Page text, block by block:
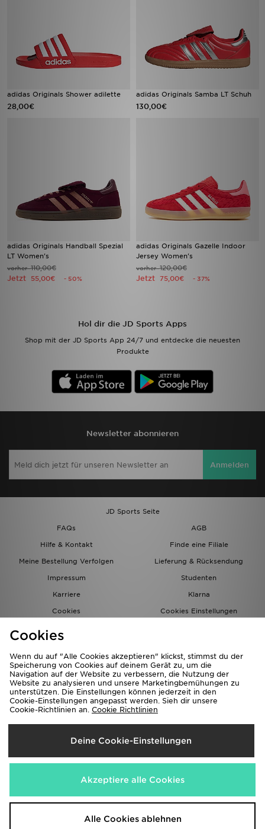
adidas Originals Shower adilette
28,00€
adidas Originals Samba LT Schuh
130,00€
adidas Originals Handball Spezial
LT Women's
vorher110,00€
Jetzt 55,00€ - 50%
adidas Originals Gazelle Indoor
Jersey Women's
vorher120,00€
Jetzt 75,00€ - 37%
Hol dir die JD Sports Apps
Shop mit der JD Sports App 24/7 und entdecke die neuesten
Produkte
Newsletter abonnieren
Anmelden
JD Sports Seite
FAQs
AGB
Hilfe & Kontakt
Finde eine Filiale
Meine Bestellung Verfolgen
Lieferung & Rücksendung
Impressum
Studenten
Karriere
Klarna
Cookies
Cookies Einstellungen
Lieferung Nach
Deutschland
Wir akzeptieren folgende Zahlungsmethoden
Corporate Website www.jdplc.com
Cookies
Wenn du auf "Alle Cookies akzeptieren" klickst, stimmst du der
Speicherung von Cookies auf deinem Gerät zu, um die
Navigation auf der Website zu verbessern, die Nutzung der
Website zu analysieren und unsere Marketingbemühungen zu
unterstützen. Die Einstellungen können jederzeit in den
Cookie-Einstellungen angepasst werden. Sieh dir unsere
Cookie-Richtlinien an. Cookie Richtlinien
Deine Cookie-Einstellungen
Akzeptiere alle Cookies
Alle Cookies ablehnen